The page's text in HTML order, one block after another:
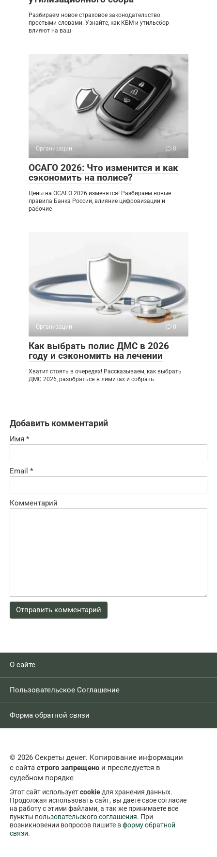
Разбираем новое страховое законодательство
простыми словами. Узнайте, как КБМ и утильсбор
влияют на ваш
Организации 0
ОСАГО 2026: Что изменится и как
сэкономить на полисе?
Цены на ОСАГО 2026 изменятся! Разбираем новые
правила Банка России, влияние цифровизации и
рабочие
Организации 0
Как выбрать полис ДМС в 2026
году и сэкономить на лечении
Хватит стоять в очередях! Рассказываем, как выбрать
ДМС 2026, разобраться в лимитах и собрать
Добавить комментарий
Имя *
Email *
Комментарий
О сайте
Пользовательское Соглашение
Форма обратной связи
© 2026 Секреты денег. Копирование информации
с сайта строго запрещено и преследуется в
судебном порядке
Этот сайт используетcookie для хранения данных.
Продолжая использовать сайт, вы даете свое согласие
на работу с этими файлами, а так же принимаете все
пункты пользовательского соглашения. При
возникновении вопросов пишите вформу обратной
связи.